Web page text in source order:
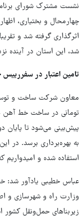
نشست مشترک شورای
چهارمحال و بختیاری،
شد، این استان در
تامین اعتبار در
تومانی در ساخت خط ‌آهن
پیش‌بینی می‌شود تا پایان
به بهره‌برداری برسد. در
استفاده شده و امیدواریم
عباس خطیبی یادآور شد:
وزارت راه و شهرسازی و
زیربناهای حمل‌ونقل